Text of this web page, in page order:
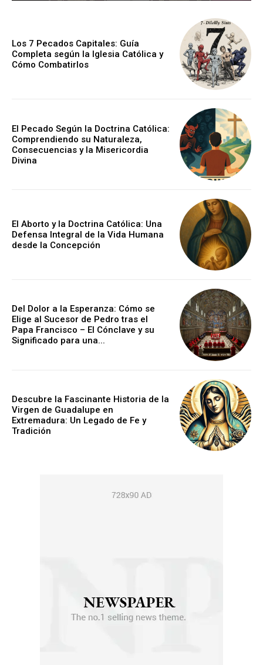
Los 7 Pecados Capitales: Guía
Completa según la Iglesia Católica y
Cómo Combatirlos
El Pecado Según la Doctrina Católica:
Comprendiendo su Naturaleza,
Consecuencias y la Misericordia
Divina
El Aborto y la Doctrina Católica: Una
Defensa Integral de la Vida Humana
desde la Concepción
Del Dolor a la Esperanza: Cómo se
Elige al Sucesor de Pedro tras el
Papa Francisco – El Cónclave y su
Significado para una...
Descubre la Fascinante Historia de la
Virgen de Guadalupe en
Extremadura: Un Legado de Fe y
Tradición